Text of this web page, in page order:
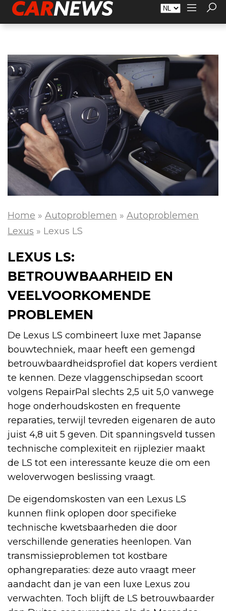
Adverteren Over Carnews.nl Contact
Home » Autoproblemen » Autoproblemen
Lexus » Lexus LS
LEXUS LS:
BETROUWBAARHEID EN
VEELVOORKOMENDE
PROBLEMEN
De Lexus LS combineert luxe met Japanse
bouwtechniek, maar heeft een gemengd
betrouwbaardheidsprofiel dat kopers verdient
te kennen. Deze vlaggenschipsedan scoort
volgens RepairPal slechts 2,5 uit 5,0 vanwege
hoge onderhoudskosten en frequente
reparaties, terwijl tevreden eigenaren de auto
juist 4,8 uit 5 geven. Dit spanningsveld tussen
technische complexiteit en rijplezier maakt
de LS tot een interessante keuze die om een
weloverwogen beslissing vraagt.
De eigendomskosten van een Lexus LS
kunnen flink oplopen door specifieke
technische kwetsbaarheden die door
verschillende generaties heenlopen. Van
transmissieproblemen tot kostbare
ophangreparaties: deze auto vraagt meer
aandacht dan je van een luxe Lexus zou
verwachten. Toch blijft de LS betrouwbaarder